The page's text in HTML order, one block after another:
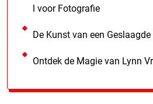
l voor Fotografie
De Kunst van een
Ontdek de Magie van Lynn